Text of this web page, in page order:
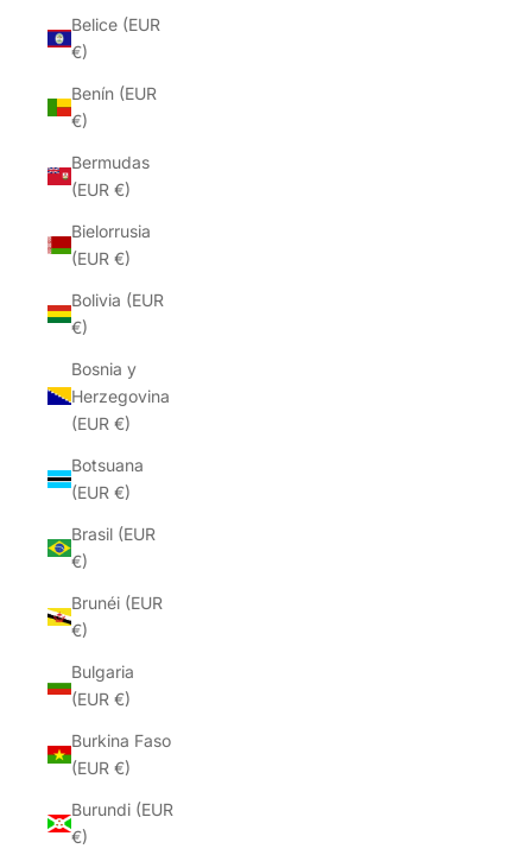
Belice (EUR
€)
Benín (EUR
€)
Bermudas
(EUR €)
Bielorrusia
(EUR €)
Bolivia (EUR
€)
Bosnia y
Herzegovina
(EUR €)
Botsuana
(EUR €)
Brasil (EUR
€)
Brunéi (EUR
€)
Bulgaria
(EUR €)
Burkina Faso
(EUR €)
Burundi (EUR
€)